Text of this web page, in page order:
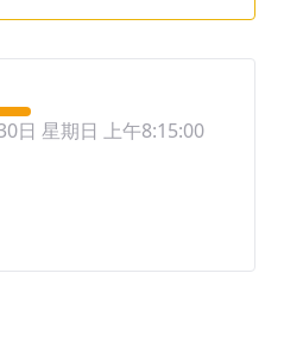
日 星期日 上午8:15:00